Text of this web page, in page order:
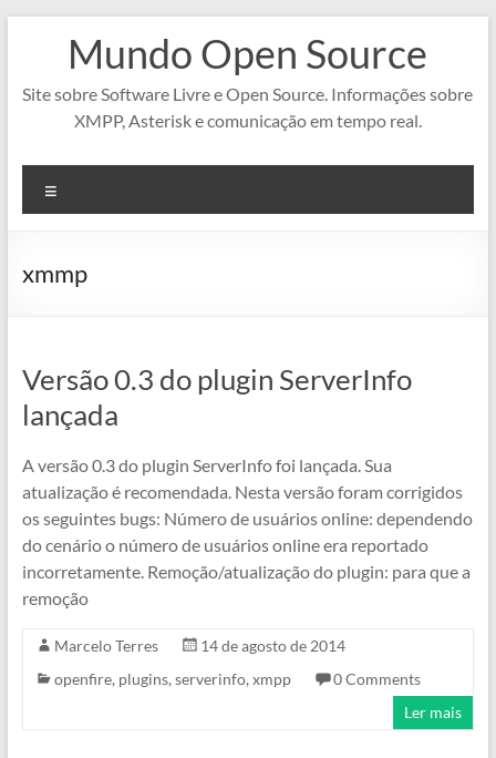
conteúdo
Mundo Open Source
Site sobre Software Livre e Open Source. Informações sobre
XMPP, Asterisk e comunicação em tempo real.
xmmp
Versão 0.3 do plugin ServerInfo
lançada
A versão 0.3 do plugin ServerInfo foi lançada. Sua
atualização é recomendada. Nesta versão foram corrigidos
os seguintes bugs: Número de usuários online: dependendo
do cenário o número de usuários online era reportado
incorretamente. Remoção/atualização do plugin: para que a
remoção
Marcelo Terres
14 de agosto de 2014
openfire, plugins, serverinfo, xmpp
0 Comments
Ler mais